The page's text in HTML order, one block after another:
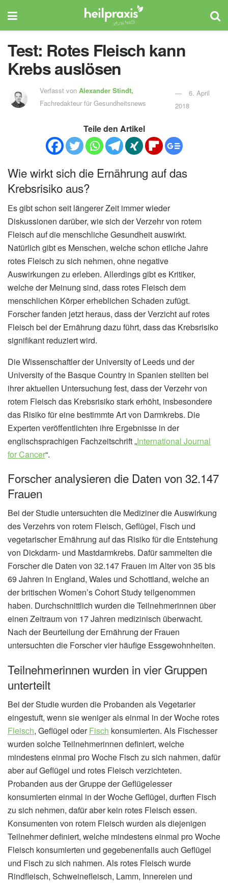
Test: Rotes Fleisch kann
Krebs auslösen
Verfasst vonAlexander Stindt,
Fachredakteur für Gesundheitsnews
6. April
2018
Teile den Artikel
Wie wirkt sich die Ernährung auf das
Krebsrisiko aus?
Es gibt schon seit längerer Zeit immer wieder
Diskussionen darüber, wie sich der Verzehr von rotem
Fleisch auf die menschliche Gesundheit auswirkt.
Natürlich gibt es Menschen, welche schon etliche Jahre
rotes Fleisch zu sich nehmen, ohne negative
Auswirkungen zu erleben. Allerdings gibt es Kritiker,
welche der Meinung sind, dass rotes Fleisch dem
menschlichen Körper erheblichen Schaden zufügt.
Forscher fanden jetzt heraus, dass der Verzicht auf rotes
Fleisch bei der Ernährung dazu führt, dass das Krebsrisiko
signifikant reduziert wird.
Die Wissenschaftler der University of Leeds und der
University of the Basque Country in Spanien stellten bei
ihrer aktuellen Untersuchung fest, dass der Verzehr von
rotem Fleisch das Krebsrisiko stark erhöht, insbesondere
das Risiko für eine bestimmte Art von Darmkrebs. Die
Experten veröffentlichten ihre Ergebnisse in der
englischsprachigen Fachzeitschrift „International Journal
for Cancer“.
Forscher analysieren die Daten von 32.147
Frauen
Bei der Studie untersuchten die Mediziner die Auswirkung
des Verzehrs von rotem Fleisch, Geflügel, Fisch und
vegetarischer Ernährung auf das Risiko für die Entstehung
von Dickdarm- und Mastdarmkrebs. Dafür sammelten die
Forscher die Daten von 32.147 Frauen im Alter von 35 bis
69 Jahren in England, Wales und Schottland, welche an
der britischen Women’s Cohort Study teilgenommen
haben. Durchschnittlich wurden die Teilnehmerinnen über
einen Zeitraum von 17 Jahren medizinisch überwacht.
Nach der Beurteilung der Ernährung der Frauen
untersuchten die Forscher vier häufige Essgewohnheiten.
Teilnehmerinnen wurden in vier Gruppen
unterteilt
Bei der Studie wurden die Probanden als Vegetarier
eingestuft, wenn sie weniger als einmal in der Woche rotes
Fleisch, Geflügel oderFisch konsumierten. Als Fischesser
wurden solche Teilnehmerinnen definiert, welche
mindestens einmal pro Woche Fisch zu sich nahmen, dafür
aber auf Geflügel und rotes Fleisch verzichteten.
Probanden aus der Gruppe der Geflügelesser
konsumierten einmal in der Woche Geflügel, durften Fisch
zu sich nehmen, dafür aber kein rotes Fleisch essen.
Konsumenten von rotem Fleisch wurden als diejenigen
Teilnehmer definiert, welche mindestens einmal pro Woche
Fleisch konsumierten und gegebenenfalls auch Geflügel
und Fisch zu sich nahmen. Als rotes Fleisch wurde
Rindfleisch, Schweinefleisch, Lamm, Innereien und